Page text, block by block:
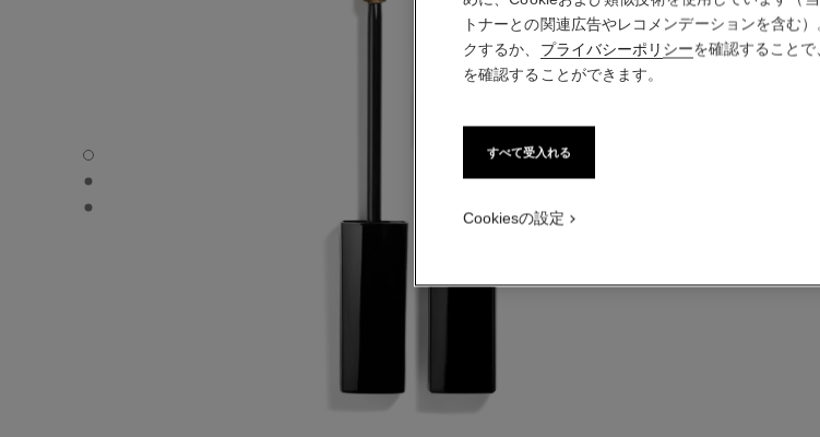
ル ジェル スルスィル - デフォルトのビュー
ル ジェル スルスィル - オルタナティブの画像 1
ル ジェル スルスィル - ベーシック テクスチャー画像
トナーとの関連広告やレコメンデーションを含む
クするか、 プライバシーポリシーを確認すること
を確認することができます。
すべて受入れる
Cookiesの設定